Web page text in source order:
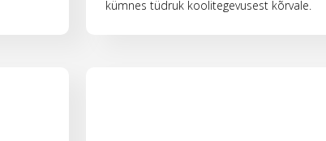
kümnes tüdruk koolitegevusest kõrvale.